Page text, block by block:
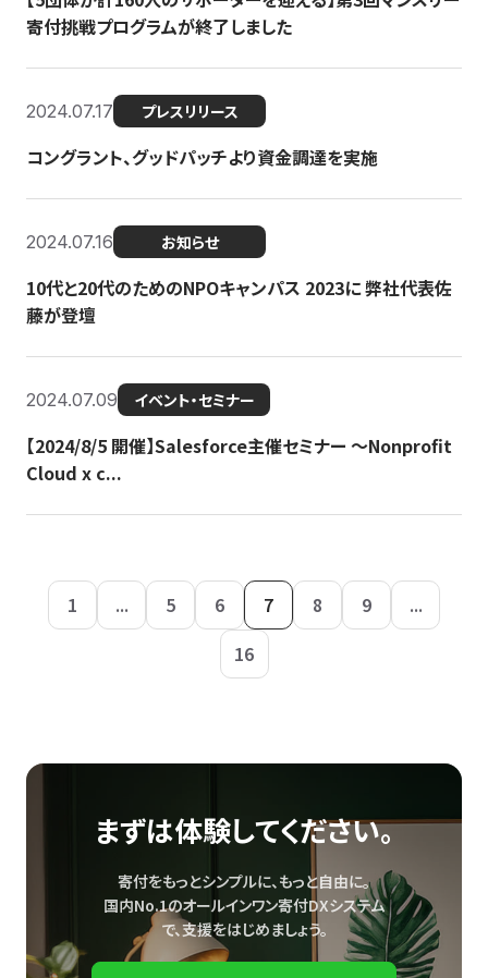
寄付挑戦プログラムが終了しました
2024.07.17 プレスリリース
コングラント、グッドパッチより資金調達を実施
2024.07.16 お知らせ
10代と20代のためのNPOキャンパス 2023に 弊社代表佐
藤が登壇
2024.07.09 イベント・セミナー
【2024/8/5 開催】Salesforce主催セミナー 〜Nonprofit
Cloud x c...
1 ... 5 6 7 8 9
...
16
まずは体験してください。
寄付をもっとシンプルに、もっと自由に。
国内No.1のオールインワン寄付DXシステム
で、支援をはじめましょう。